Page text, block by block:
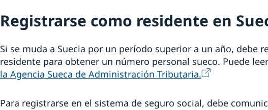
Registrarse como residente en
Si se muda a Suecia por un período superior a un año, debe
residente para obtener un número personal sueco. Puede
la Agencia Sueca de Administración Tributaria.
Para registrarse en el sistema de seguro social, debe